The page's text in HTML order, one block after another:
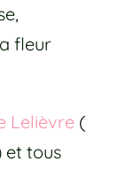
fleur
Lelièvre(
et tous